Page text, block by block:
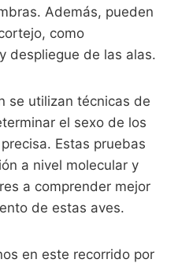
Además, pueden
como
despliegue de las alas.
se utilizan técnicas de
el sexo de los
Estas pruebas
a nivel molecular y
a comprender mejor
de estas aves.
en este recorrido por